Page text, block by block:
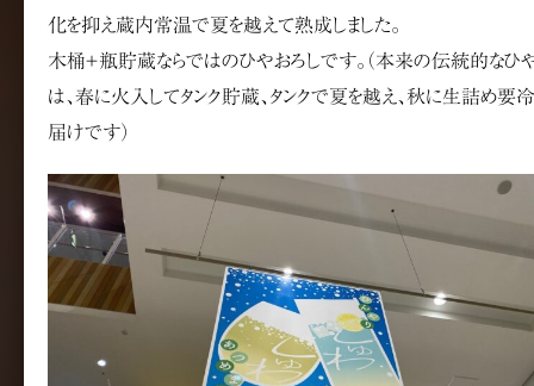
化を抑え蔵内常温で夏を越えて熟成しました。
木桶＋瓶貯蔵ならではのひやおろしです。（本来の伝統的なひ
は、春に火入してタンク貯蔵、タンクで夏を越え、秋に生詰め要
届けです）